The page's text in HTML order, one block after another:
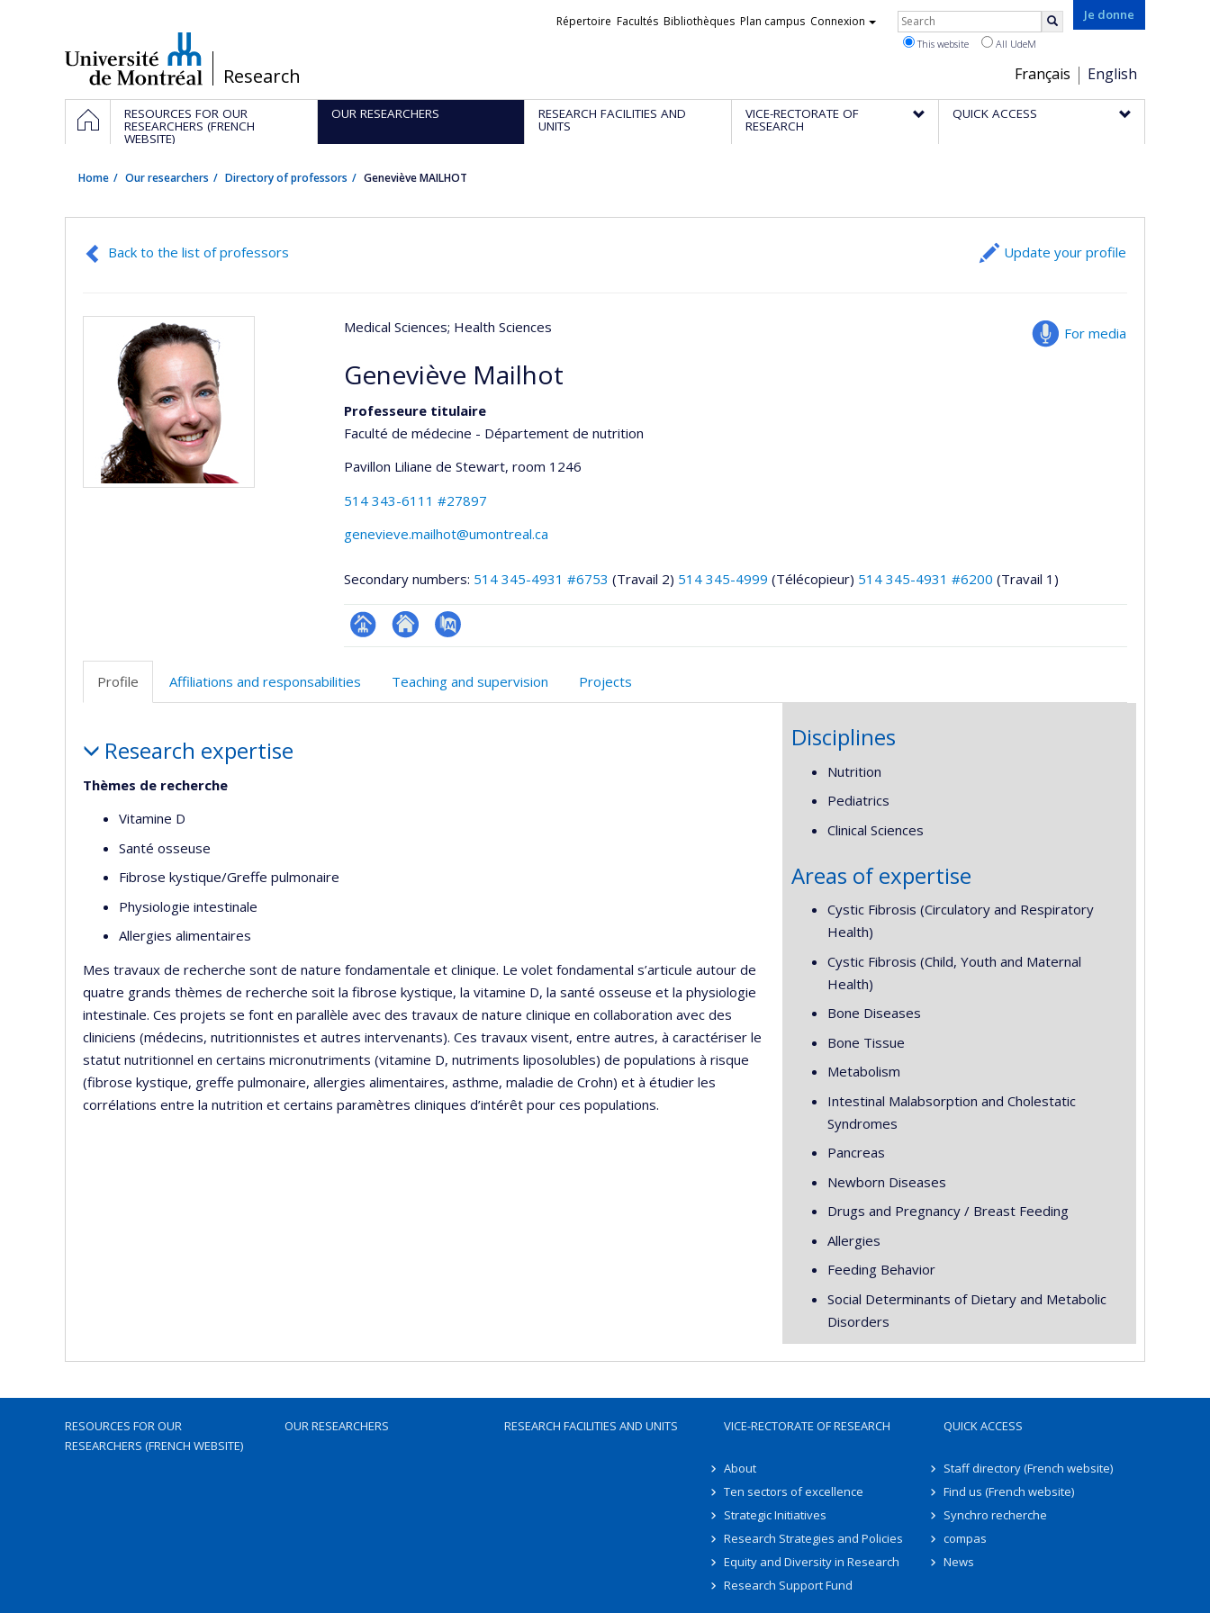
/Research
Je donne
Choix
de
la
Français English
Liens
Répertoire Facultés Bibliothèques Plan campus Connexion Rechercher
This website All UdeM
Navigation
principale
HOMERESOURCES FOR OUR
RESEARCHERS (FRENCH
WEBSITE)
OUR RESEARCHERS RESEARCH FACILITIES AND
UNITS
VICE-RECTORATE OF
RESEARCH
QUICK ACCESS
Home Our researchers Directory of professors Geneviève MAILHOT
Back to the list of professors Update your profile
For media
Medical Sciences; Health Sciences
Geneviève Mailhot
Professeure titulaire
Faculté de médecine - Département de nutrition
Pavillon Liliane de Stewart, room 1246
514 343-6111 #27897
genevieve.mailhot@umontreal.ca
Secondary numbers: 514 345-4931 #6753 (Travail 2) 514 345-4999 (Télécopieur) 514 345-4931 #6200 (Travail 1)
Page
(faculté,département,école)
Site
PubMed
Profile
Affiliations and responsabilities Teaching and supervision Projects
Research expertise
Thèmes de recherche
Vitamine D
Santé osseuse
Fibrose kystique/Greffe pulmonaire
Physiologie intestinale
Allergies alimentaires
Mes travaux de recherche sont de nature fondamentale et clinique. Le volet fondamental s’articule autour de
quatre grands thèmes de recherche soit la fibrose kystique, la vitamine D, la santé osseuse et la physiologie
intestinale. Ces projets se font en parallèle avec des travaux de nature clinique en collaboration avec des
cliniciens (médecins, nutritionnistes et autres intervenants). Ces travaux visent, entre autres, à caractériser le
statut nutritionnel en certains micronutriments (vitamine D, nutriments liposolubles) de populations à risque
(fibrose kystique, greffe pulmonaire, allergies alimentaires, asthme, maladie de Crohn) et à étudier les
corrélations entre la nutrition et certains paramètres cliniques d’intérêt pour ces populations.
Disciplines
Nutrition
Pediatrics
Clinical Sciences
Areas of expertise
Cystic Fibrosis (Circulatory and Respiratory
Health)
Cystic Fibrosis (Child, Youth and Maternal
Health)
Bone Diseases
Bone Tissue
Metabolism
Intestinal Malabsorption and Cholestatic
Syndromes
Pancreas
Newborn Diseases
Drugs and Pregnancy / Breast Feeding
Allergies
Feeding Behavior
Social Determinants of Dietary and Metabolic
Disorders
RESOURCES FOR OUR
RESEARCHERS (FRENCH WEBSITE)
OUR RESEARCHERS RESEARCH FACILITIES AND UNITS VICE-RECTORATE OF RESEARCH
About
Ten sectors of excellence
Strategic Initiatives
Research Strategies and Policies
Equity and Diversity in Research
Research Support Fund
QUICK ACCESS
Staff directory (French website)
Find us (French website)
Synchro recherche
compas
News